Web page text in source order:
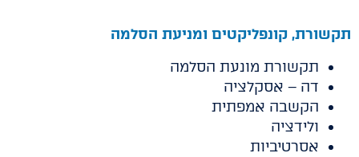
תקשורת, קונפליקטים ומניעת הסלמה
תקשורת מונעת הסלמה
דה – אסקלציה
הקשבה אמפתית
ולידציה
אסרטיביות